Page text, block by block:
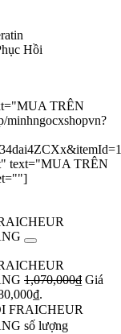
Hồi
TRÊN
text="MUA TRÊN
1,070,000₫ Giá
FRAICHEUR
số lượng